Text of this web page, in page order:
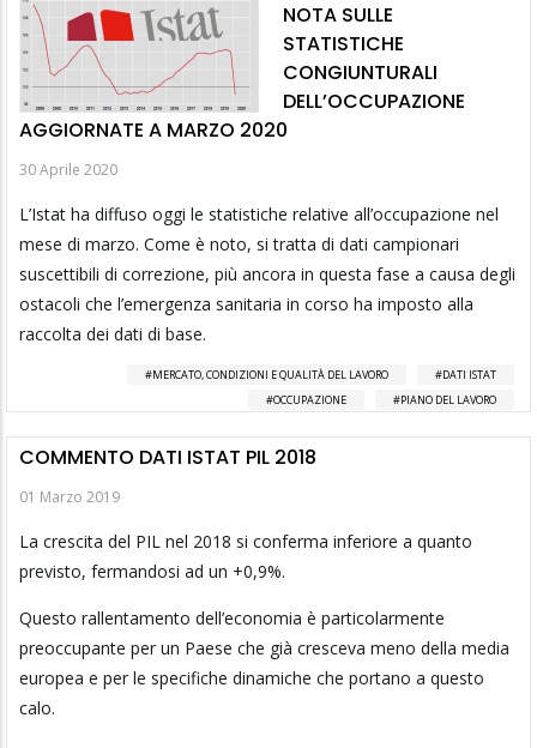
NOTA SULLE
STATISTICHE
CONGIUNTURALI
DELL’OCCUPAZIONE
AGGIORNATE A MARZO 2020
30 Aprile 2020
L’Istat ha diffuso oggi le statistiche relative all’occupazione nel
mese di marzo. Come è noto, si tratta di dati campionari
suscettibili di correzione, più ancora in questa fase a causa degli
ostacoli che l’emergenza sanitaria in corso ha imposto alla
raccolta dei dati di base.
MERCATO, CONDIZIONI E QUALITÀ DEL LAVORO
DATI ISTAT
OCCUPAZIONE
PIANO DEL LAVORO
COMMENTO DATI ISTAT PIL 2018
01 Marzo 2019
La crescita del PIL nel 2018 si conferma inferiore a quanto
previsto, fermandosi ad un +0,9%.
Questo rallentamento dell’economia è particolarmente
preoccupante per un Paese che già cresceva meno della media
europea e per le specifiche dinamiche che portano a questo
calo.